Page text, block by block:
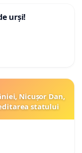
urși!
Nicușor Dan,
statului